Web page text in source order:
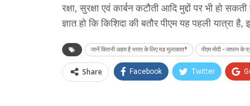
रक्षा, सुरक्षा एवं कार्बन कटौती आदि मुद्दों पर भी हो सकती
ज्ञात हो कि किशिदा की बतौर पीएम यह पहली
जानें कितनी अहम है भारत के लिए यह मुलाकात* पीएम मोदी - जापान के
Share Facebook Twitter